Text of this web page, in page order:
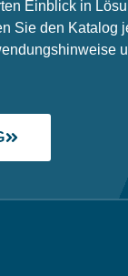
Einblick in
Sie den Katalog